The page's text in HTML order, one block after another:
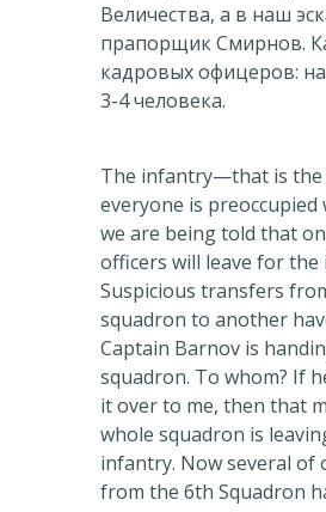
Величества, а в наш
прапорщик Смирнов.
кадровых офицеров:
3-4 человека.
The infantry—that is the
everyone is preoccupied
we are being told that
officers will leave for the
Suspicious transfers
squadron to another
Captain Barnov is
squadron. To whom? If
it over to me, then that
whole squadron is
infantry. Now several of
from the 6th Squadron